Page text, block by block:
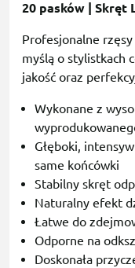
20 pasków | Skręt
Profesjonalne
myślą o stylistkach
jakość oraz
Wykonane z
Głęboki,
same końcówki
Stabilny skręt
Naturalny efekt
Łatwe do
Odporne na
Doskonała